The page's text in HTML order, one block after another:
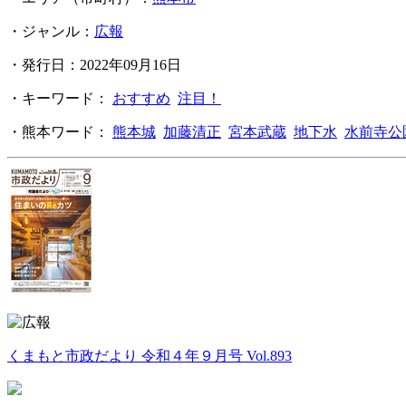
・ジャンル： 広報
・発行日：2022年09月16日
・キーワード： おすすめ 注目！
・熊本ワード： 熊本城 加藤清正 宮本武蔵 地下水 水前寺公
くまもと市政だより 令和４年９月号 Vol.893